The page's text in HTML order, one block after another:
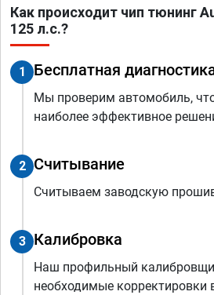
Как происходит чип тюнинг
125 л.с.?
1 Бесплатная
Мы проверим автомобиль,
наиболее эффективное
2 Считывание
Считываем заводскую
3 Калибровка
Наш профильный
необходимые корректировки